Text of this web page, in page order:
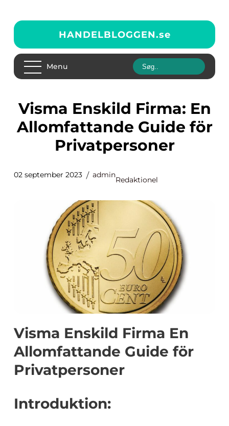
HANDELBLOGGEN.se
Menu
Visma Enskild Firma: En
Allomfattande Guide för
Privatpersoner
02 september 2023 admin
Redaktionel
Visma Enskild Firma En
Allomfattande Guide för
Privatpersoner
Introduktion: